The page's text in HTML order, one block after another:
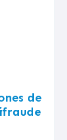
de